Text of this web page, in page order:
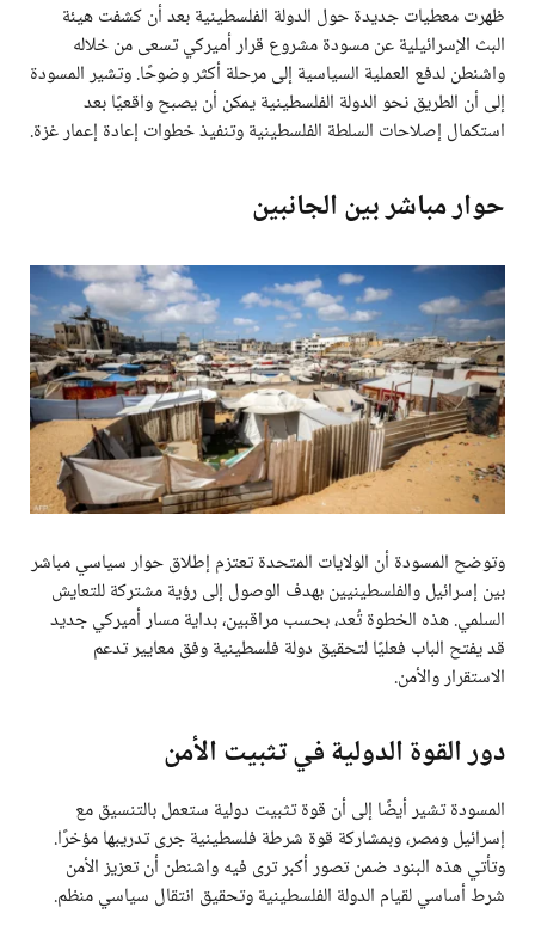
ظهرت معطيات جديدة حول الدولة الفلسطينية بعد أن كشفت هيئة
البث الإسرائيلية عن مسودة مشروع قرار أميركي تسعى من خلاله
واشنطن لدفع العملية السياسية إلى مرحلة أكثر وضوحًا. وتشير المسودة
إلى أن الطريق نحو الدولة الفلسطينية يمكن أن يصبح واقعيًا بعد
استكمال إصلاحات السلطة الفلسطينية وتنفيذ خطوات إعادة إعمار غزة.
حوار مباشر بين الجانبين
وتوضح المسودة أن الولايات المتحدة تعتزم إطلاق حوار سياسي مباشر
بين إسرائيل والفلسطينيين بهدف الوصول إلى رؤية مشتركة للتعايش
السلمي. هذه الخطوة تُعد، بحسب مراقبين، بداية مسار أميركي جديد
قد يفتح الباب فعليًا لتحقيق دولة فلسطينية وفق معايير تدعم
الاستقرار والأمن.
دور القوة الدولية في تثبيت الأمن
المسودة تشير أيضًا إلى أن قوة تثبيت دولية ستعمل بالتنسيق مع
إسرائيل ومصر، وبمشاركة قوة شرطة فلسطينية جرى تدريبها مؤخرًا.
وتأتي هذه البنود ضمن تصور أكبر ترى فيه واشنطن أن تعزيز الأمن
شرط أساسي لقيام الدولة الفلسطينية وتحقيق انتقال سياسي منظم.